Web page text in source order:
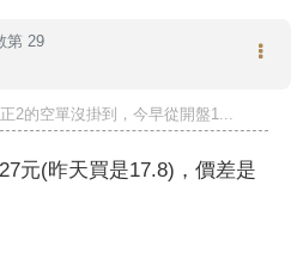
第 29
2的空單沒掛到，今早從開盤1...
元(昨天買是17.8)，價差是